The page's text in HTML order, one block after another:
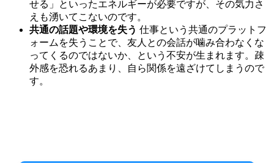
せる」といったエネルギーが必要ですが、その気力さ
えも湧いてこないのです。
共通の話題や環境を失う 仕事という共通のプラットフ
ォームを失うことで、友人との会話が噛み合わなくな
ってくるのではないか、という不安が生まれます。疎
外感を恐れるあまり、自ら関係を遠ざけてしまうので
す。